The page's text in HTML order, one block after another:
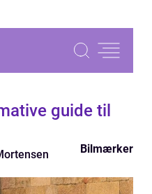
guide til
Bilmærker